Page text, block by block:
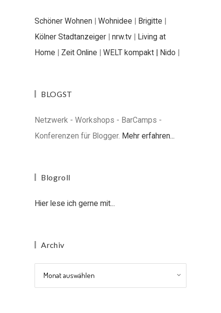
Schöner Wohnen | Wohnidee | Brigitte |
Kölner Stadtanzeiger | nrw.tv | Living at
Home | Zeit Online | WELT kompakt | Nido |
BLOGST
Netzwerk - Workshops - BarCamps -
Konferenzen für Blogger. Mehr erfahren...
Blogroll
Hier lese ich gerne mit...
Archiv